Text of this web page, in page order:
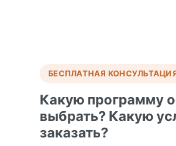
БЕСПЛАТНАЯ
Какую программу
выбрать? Какую
заказать?